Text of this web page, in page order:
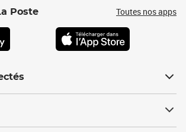
Poste Toutes nos apps